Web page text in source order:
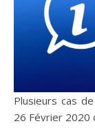
Plusieurs cas de maladie due au coronavirus à la date du
26 Février 2020